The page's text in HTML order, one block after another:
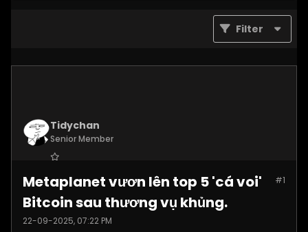
Filter
Tidychan
Senior Member
Posts:1248 #1
Metaplanet vươn lên top 5 'cá voi'
Bitcoin sau thương vụ khủng.
22-09-2025, 07:22 PM